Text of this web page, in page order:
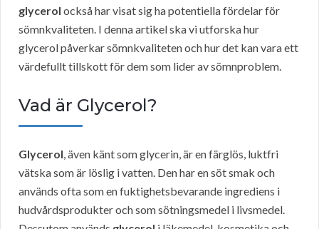
glycerol också har visat sig ha potentiella fördelar för
sömnkvaliteten. I denna artikel ska vi utforska hur
glycerol påverkar sömnkvaliteten och hur det kan vara ett
värdefullt tillskott för dem som lider av sömnproblem.
Vad är Glycerol?
Glycerol, även känt som glycerin, är en färglös, luktfri
vätska som är löslig i vatten. Den har en söt smak och
används ofta som en fuktighetsbevarande ingrediens i
hudvårdsprodukter och som sötningsmedel i livsmedel.